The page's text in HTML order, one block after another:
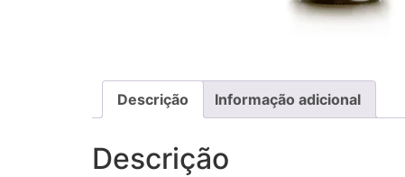
Descrição Informação adicional
Descrição